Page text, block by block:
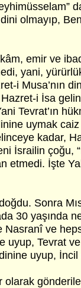
olmayıp,
emir ve
yani,
i Musa’nın
i İsa
Tevrat’ın
uymak caiz
kadar,
İsrailin çoğu,
etmedi. İşte
Sonra
30 yaşında
ve
uyup, Tevrat
uyup,